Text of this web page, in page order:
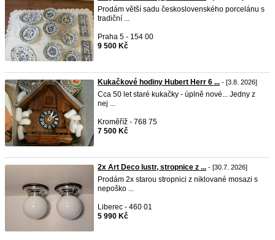
Prodám větší sadu československého porcelánu s
tradiční ...
Praha 5 - 154 00
9 500 Kč
Kukačkové hodiny Hubert Herr 6 ... - [3.8. 2026]
Cca 50 let staré kukačky - úplně nové... Jedny z
nej ...
Kroměříž - 768 75
7 500 Kč
2x Art Deco lustr, stropnice z ... - [30.7. 2026]
Prodám 2x starou stropnici z niklované mosazi s
nepoško ...
Liberec - 460 01
5 990 Kč